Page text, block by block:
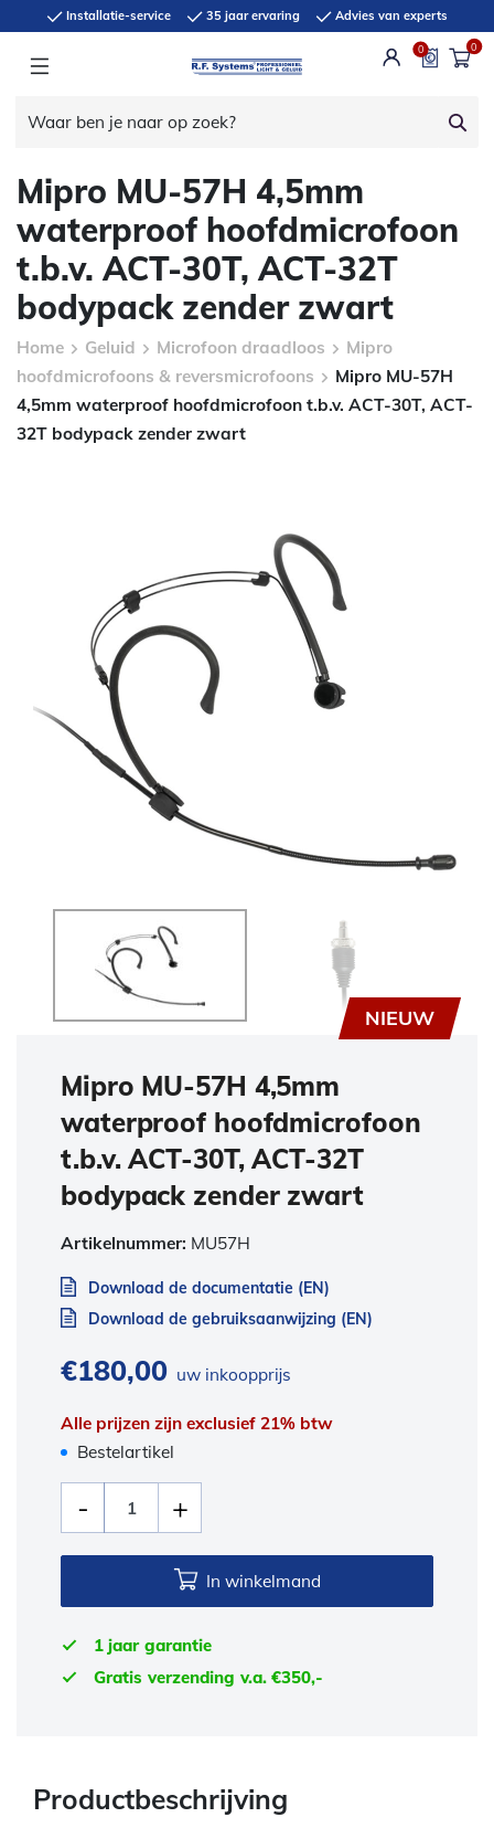
Installatie-service 35 jaar ervaring Advies van experts
0 0
Mipro MU-57H 4,5mm
waterproof hoofdmicrofoon
t.b.v. ACT-30T, ACT-32T
bodypack zender zwart
Home Geluid Microfoon draadloos
Mipro
hoofdmicrofoons & reversmicrofoons
Mipro MU-57H
4,5mm waterproof hoofdmicrofoon t.b.v. ACT-30T, ACT-
32T bodypack zender zwart
NIEUW
Mipro MU-57H 4,5mm
waterproof hoofdmicrofoon
t.b.v. ACT-30T, ACT-32T
bodypack zender zwart
Artikelnummer: MU57H
Download de documentatie (EN)
Download de gebruiksaanwijzing (EN)
€180,00 uw inkoopprijs
Alle prijzen zijn exclusief 21% btw
Bestelartikel
In winkelmand
1 jaar garantie
Gratis verzending v.a. €350,-
Productbeschrijving